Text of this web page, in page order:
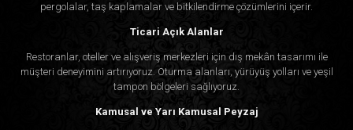
pergolalar, taş kaplamalar ve bitkilendirme çözümlerini içerir.
Ticari Açık Alanlar
Restoranlar, oteller ve alışveriş merkezleri için dış mekân tasarımı ile
müşteri deneyimini artırıyoruz. Oturma alanları, yürüyüş yolları ve yeşil
tampon bölgeleri sağlıyoruz.
Kamusal ve Yarı Kamusal Peyzaj